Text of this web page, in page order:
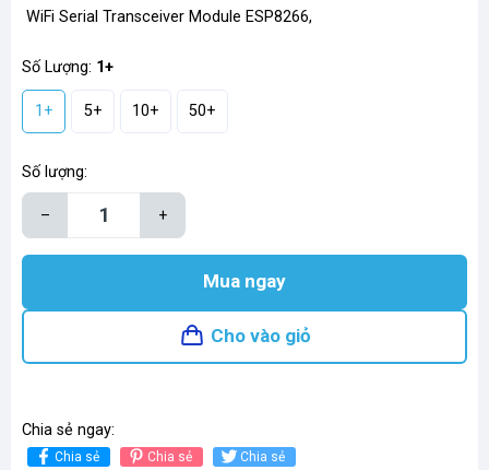
WiFi Serial Transceiver Module ESP8266,
Số Lượng: 1+
1+ 5+ 10+ 50+
Số lượng:
– +
Mua ngay
Cho vào giỏ
Chia sẻ ngay:
Chia sẻ Chia sẻ Chia sẻ